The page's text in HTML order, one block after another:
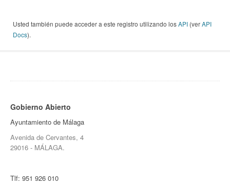
Usted también puede acceder a este registro utilizando losAPI (verAPI
Docs).
Gobierno Abierto
Ayuntamiento de Málaga
Avenida de Cervantes, 4
29016 - MÁLAGA.
Tlf: 951 926 010